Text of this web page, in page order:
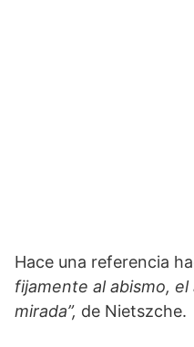
Hace una referencia
fijamente al abismo,
mirada”, de Nietszche.